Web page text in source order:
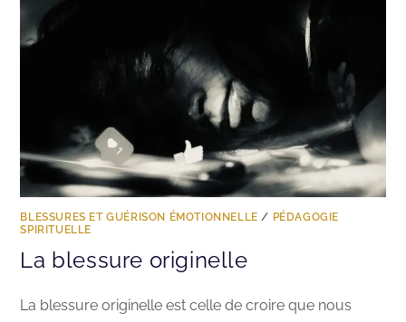
BLESSURES ET GUÉRISON ÉMOTIONNELLE / PÉDAGOGIE
SPIRITUELLE
La blessure originelle
La blessure originelle est celle de croire que nous